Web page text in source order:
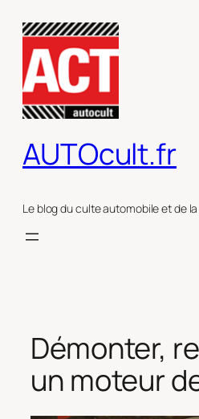
contenu
AUTOcult.fr
Le blog du culte automobile et de
Démonter,
un moteur